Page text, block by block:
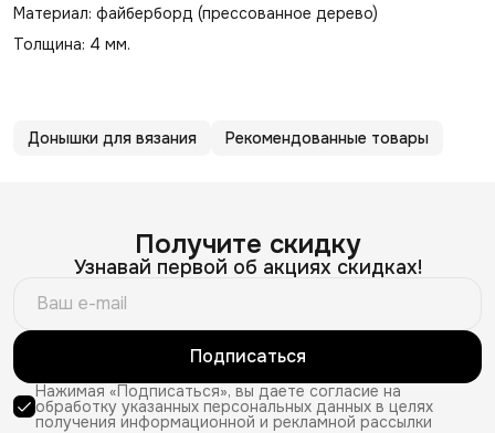
Материал: файберборд (прессованное дерево)
Толщина: 4 мм.
Донышки для вязания Рекомендованные товары
Получите скидку
Узнавай первой об акциях скидках!
Подписаться
Нажимая «Подписаться», вы даете согласие на
обработку указанных персональных данных в целях
получения информационной и рекламной рассылки